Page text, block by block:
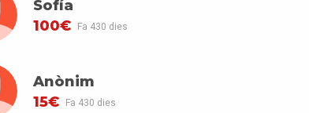
Sofía
100€
Fa 430 dies
Anònim
15€
Fa 430 dies